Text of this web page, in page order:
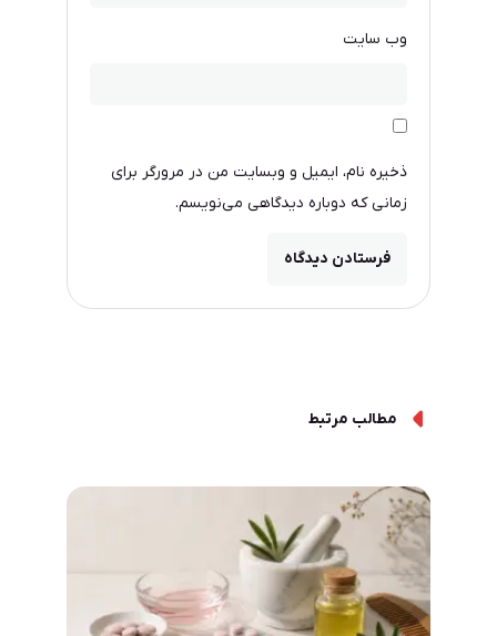
وب‌ سایت
ذخیره نام، ایمیل و وبسایت من در مرورگر برای
زمانی که دوباره دیدگاهی می‌نویسم.
مطالب مرتبط